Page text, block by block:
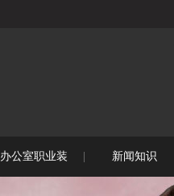
办公室职业装 新闻知识